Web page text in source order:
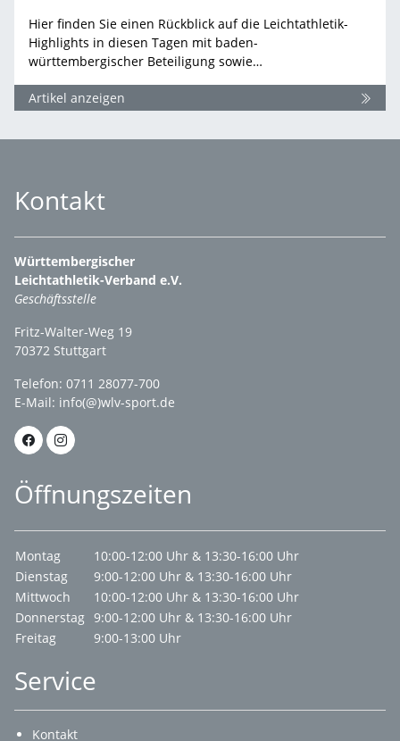
Hier finden Sie einen Rückblick auf die Leichtathletik-
Highlights in diesen Tagen mit baden-
württembergischer Beteiligung sowie…
Artikel anzeigen
Kontakt
Württembergischer
Leichtathletik-Verband e.V.
Geschäftsstelle
Fritz-Walter-Weg 19
70372 Stuttgart
Telefon: 0711 28077-700
E-Mail: info(@)wlv-sport.de
Öffnungszeiten
Montag
10:00-12:00 Uhr & 13:30-16:00 Uhr
Dienstag
9:00-12:00 Uhr & 13:30-16:00 Uhr
Mittwoch
10:00-12:00 Uhr & 13:30-16:00 Uhr
Donnerstag 9:00-12:00 Uhr & 13:30-16:00 Uhr
Freitag
9:00-13:00 Uhr
Service
Kontakt